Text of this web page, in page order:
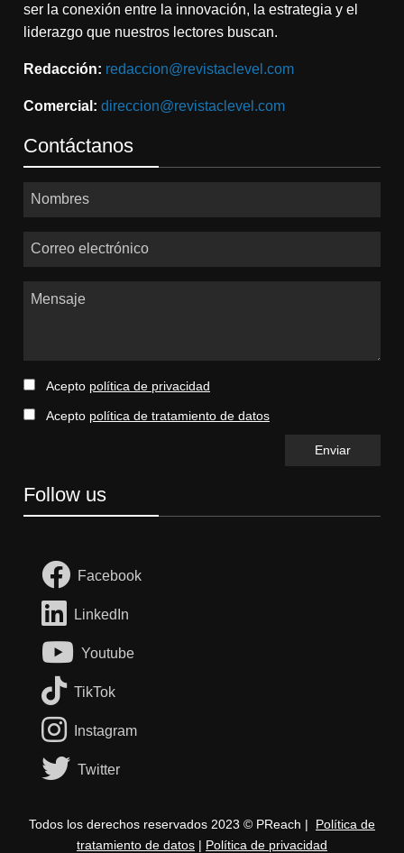
ser la conexión entre la innovación, la estrategia y el
liderazgo que nuestros lectores buscan.
Redacción: redaccion@revistaclevel.com
Comercial: direccion@revistaclevel.com
Contáctanos
Nombres
Correo electrónico
Mensaje
Acepto política de privacidad
Acepto política de tratamiento de datos
Follow us
Facebook
LinkedIn
Youtube
TikTok
Instagram
Twitter
Todos los derechos reservados 2023 © PReach | Política de
tratamiento de datos | Política de privacidad